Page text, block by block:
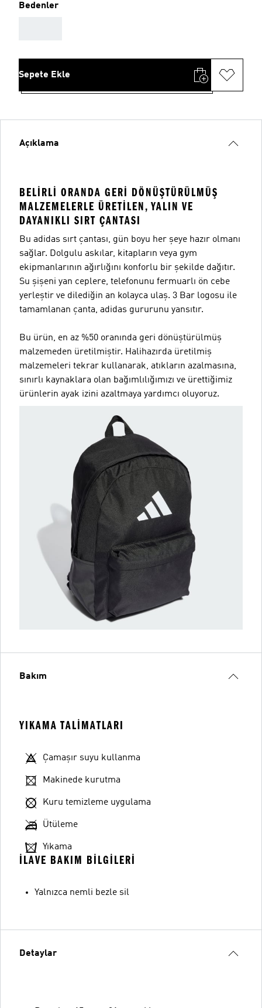
Bedenler
Sepete Ekle
Açıklama
BELIRLI ORANDA GERI DÖNÜŞTÜRÜLMÜŞ
MALZEMELERLE ÜRETILEN, YALIN VE
DAYANIKLI SIRT ÇANTASI
Bu adidas sırt çantası, gün boyu her şeye hazır olmanı
sağlar. Dolgulu askılar, kitapların veya gym
ekipmanlarının ağırlığını konforlu bir şekilde dağıtır.
Su şişeni yan ceplere, telefonunu fermuarlı ön cebe
yerleştir ve dilediğin an kolayca ulaş. 3 Bar logosu ile
tamamlanan çanta, adidas gururunu yansıtır.
Bu ürün, en az %50 oranında geri dönüştürülmüş
malzemeden üretilmiştir. Halihazırda üretilmiş
malzemeleri tekrar kullanarak, atıkların azalmasına,
sınırlı kaynaklara olan bağımlılığımızı ve ürettiğimiz
ürünlerin ayak izini azaltmaya yardımcı oluyoruz.
Bakım
YIKAMA TALIMATLARI
Çamaşır suyu kullanma
Makinede kurutma
Kuru temizleme uygulama
Ütüleme
Yıkama
İLAVE BAKIM BILGILERI
Yalnızca nemli bezle sil
Detaylar